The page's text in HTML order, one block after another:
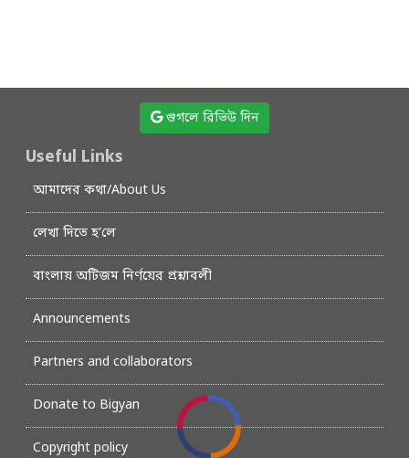
গুগলে রিভিউ দিন
Useful Links
আমাদের কথা/About Us
লেখা দিতে হ’লে
বাংলায় অটিজম নির্ণয়ের প্রশ্নাবলী
Announcements
Partners and collaborators
Donate to Bigyan
Copyright policy